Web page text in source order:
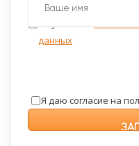
Я даю согласие на
данных
Я даю согласие на